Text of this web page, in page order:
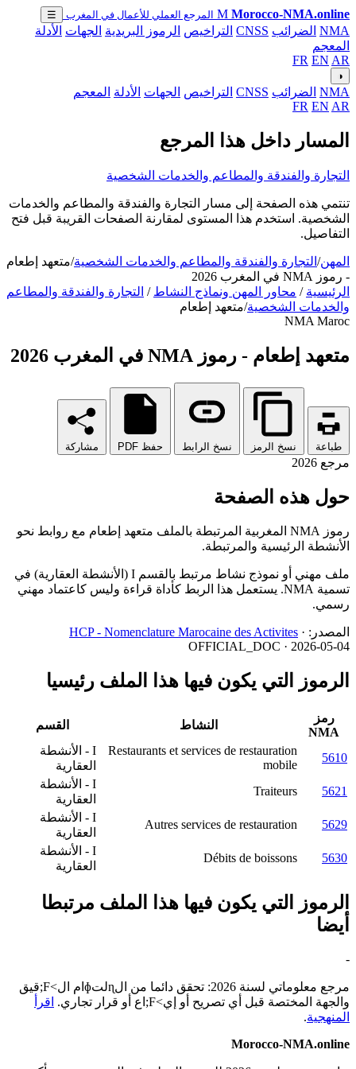
M Morocco-NMA.online المرجع العملي للأعمال في المغرب ☰
NMA الضرائب CNSS التراخيص الرموز البريدية الجهات الأدلة
المعجم
FR EN AR
◑
NMA الضرائب CNSS التراخيص الجهات الأدلة المعجم
FR EN AR
المسار داخل هذا المرجع
التجارة والفندقة والمطاعم والخدمات الشخصية
تنتمي هذه الصفحة إلى مسار التجارة والفندقة والمطاعم والخدمات
الشخصية. استخدم هذا المستوى لمقارنة الصفحات القريبة قبل فتح
التفاصيل.
المهن/ التجارة والفندقة والمطاعم والخدمات الشخصية/متعهد إطعام
- رموز NMA في المغرب 2026
الرئيسية / محاور المهن ونماذج النشاط / التجارة والفندقة والمطاعم
والخدمات الشخصية/متعهد إطعام
NMA Maroc
متعهد إطعام - رموز NMA في المغرب 2026
طباعة نسخ الرمز نسخ الرابط حفظ PDF مشاركة
مرجع 2026
حول هذه الصفحة
رموز NMA المغربية المرتبطة بالملف متعهد إطعام مع روابط نحو
الأنشطة الرئيسية والمرتبطة.
ملف مهني أو نموذج نشاط مرتبط بالقسم I (الأنشطة العقارية) في
تسمية NMA. يستعمل هذا الربط كأداة قراءة وليس كاعتماد مهني
رسمي.
المصدر: HCP - Nomenclature Marocaine des Activites ·
OFFICIAL_DOC · 2026-05-04
الرموز التي يكون فيها هذا الملف رئيسيا
رمز
NMA
النشاط القسم
5610
Restaurants et services de restauration
mobile
I - الأنشطة
العقارية
5621
Traiteurs
I - الأنشطة
العقارية
5629
Autres services de restauration
I - الأنشطة
العقارية
5630
Débits de boissons
I - الأنشطة
العقارية
الرموز التي يكون فيها هذا الملف مرتبطا
أيضا
-
مرجع معلوماتي لسنة 2026: تحقق دائما من الɳلتɸام ال>F;قيق
والجهة المختصة قبل أي تصريح أو إي>F;اع أو قرار تجاري.
اقرأ
المنهجية.
Morocco-NMA.online